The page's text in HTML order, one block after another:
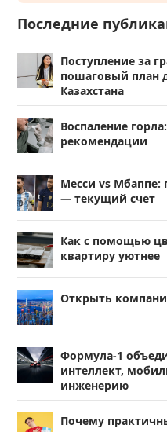
Последние
Поступление за
пошаговый план
Казахстана
Воспаление
рекомендации
Месси vs Мбаппе:
— текущий счет
Как с помощью
квартиру уютнее
Открыть
Формула-1
интеллект,
инженерию
Почему